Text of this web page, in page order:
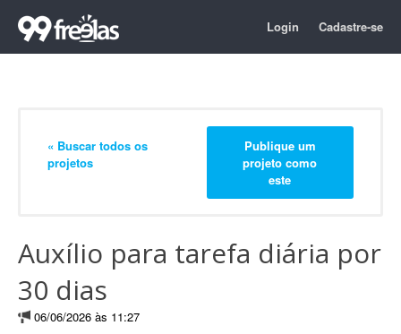
Login Cadastre-se
« Buscar todos os
projetos
Publique um
projeto como
este
Auxílio para tarefa diária por
30 dias
06/06/2026 às 11:27